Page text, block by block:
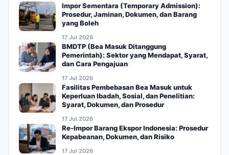
Impor Sementara (Temporary Admission):
Prosedur, Jaminan, Dokumen, dan Barang
yang Boleh
17 Jul 2026
BMDTP (Bea Masuk Ditanggung
Pemerintah): Sektor yang Mendapat, Syarat,
dan Cara Pengajuan
17 Jul 2026
Fasilitas Pembebasan Bea Masuk untuk
Keperluan Ibadah, Sosial, dan Penelitian:
Syarat, Dokumen, dan Prosedur
17 Jul 2026
Re-Impor Barang Ekspor Indonesia: Prosedur
Kepabeanan, Dokumen, dan Risiko
17 Jul 2026